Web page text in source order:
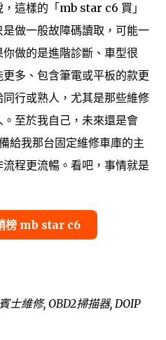
這樣的「mb star c6 買」
做一般故障碼讀取，可能一
做的是進階診斷、車型很
多、包含筆電或平板的款更
行或熟人，尤其是那些維修
至於我自己，未來還是會
給我那台固定維修車庫的主
程更流暢。看吧，事情就是
榜 mb star c6
士維修, OBD2掃描器, DOIP